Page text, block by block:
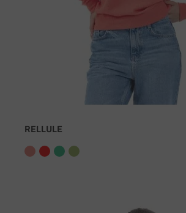
RELLULE